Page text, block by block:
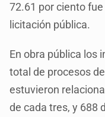
72.61 por ciento
licitación pública.
En obra pública los
total de procesos
estuvieron
de cada tres, y 688